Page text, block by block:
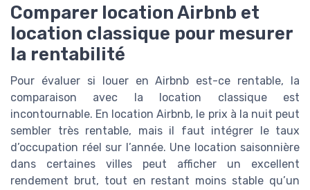
Comparer location Airbnb et
location classique pour mesurer
la rentabilité
Pour évaluer si louer en Airbnb est-ce rentable, la
comparaison avec la location classique est
incontournable. En location Airbnb, le prix à la nuit peut
sembler très rentable, mais il faut intégrer le taux
d’occupation réel sur l’année. Une location saisonnière
dans certaines villes peut afficher un excellent
rendement brut, tout en restant moins stable qu’un